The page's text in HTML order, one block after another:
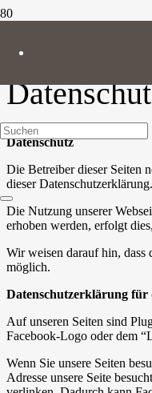
LUG
Datenschutz
Die Betreiber dieser Seiten
dieser Datenschutzerklärung.
Die Nutzung unserer
erhoben werden, erfolgt
Wir weisen darauf hin,
möglich.
Datenschutzerklärung für
Auf unseren Seiten sind
Facebook-Logo oder dem
Wenn Sie unsere Seiten
Adresse unsere Seite